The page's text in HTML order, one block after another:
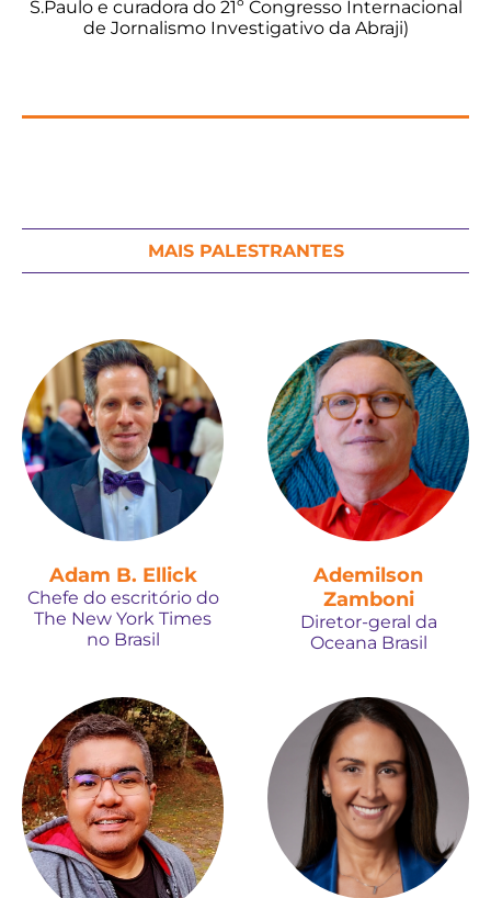
S.Paulo e curadora do 21º Congresso Internacional
de Jornalismo Investigativo da Abraji)
MAIS PALESTRANTES
Adam B. Ellick
Chefe do escritório do
The New York Times
no Brasil
Ademilson
Zamboni
Diretor-geral da
Oceana Brasil